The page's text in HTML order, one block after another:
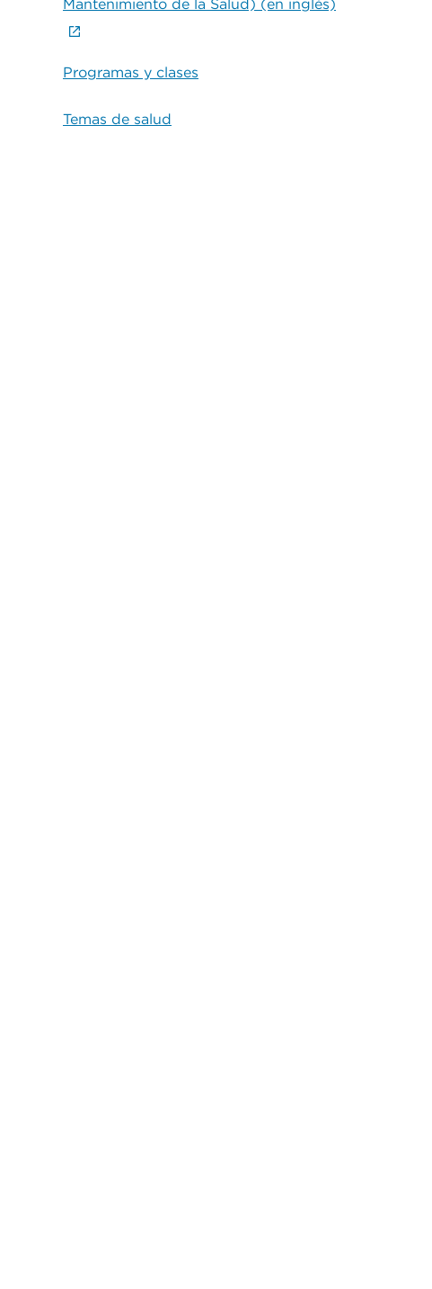
Mantenimiento de la Salud) (en inglés)
Programas y clases
Temas de salud